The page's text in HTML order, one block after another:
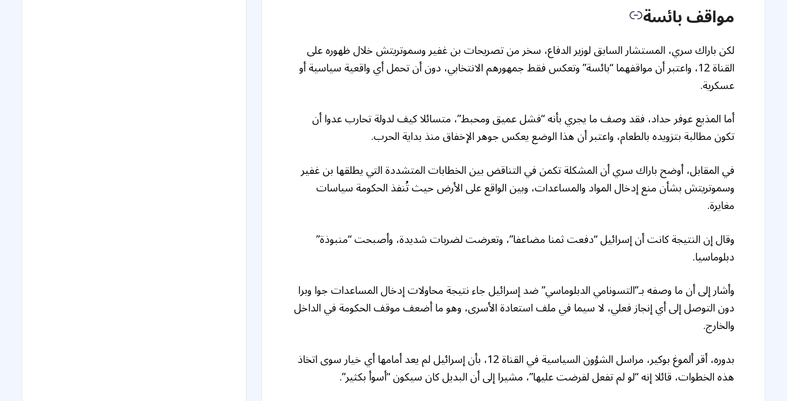
مواقف بائسة
لكن باراك سري، المستشار السابق لوزير الدفاع، سخر من تصريحات بن غفير وسموتريتش خلال ظهوره على
القناة 12، واعتبر أن مواقفهما “بائسة” وتعكس فقط جمهورهم الانتخابي، دون أن تحمل أي واقعية سياسية أو
عسكرية.
أما المذيع عوفر حداد، فقد وصف ما يجري بأنه “فشل عميق ومحبط”، متسائلا كيف لدولة تحارب عدوا أن
تكون مطالبة بتزويده بالطعام، واعتبر أن هذا الوضع يعكس جوهر الإخفاق منذ بداية الحرب.
في المقابل، أوضح باراك سري أن المشكلة تكمن في التناقض بين الخطابات المتشددة التي يطلقها بن غفير
وسموتريتش بشأن منع إدخال المواد والمساعدات، وبين الواقع على الأرض حيث تُنفذ الحكومة سياسات
مغايرة.
وقال إن النتيجة كانت أن إسرائيل “دفعت ثمنا مضاعفا”، وتعرضت لضربات شديدة، وأصبحت “منبوذة”
دبلوماسيا.
وأشار إلى أن ما وصفه بـ”التسونامي الدبلوماسي” ضد إسرائيل جاء نتيجة محاولات إدخال المساعدات جوا وبرا
دون التوصل إلى أي إنجاز فعلي، لا سيما في ملف استعادة الأسرى، وهو ما أضعف موقف الحكومة في الداخل
والخارج.
بدوره، أقر ألموغ بوكير، مراسل الشؤون السياسية في القناة 12، بأن إسرائيل لم يعد أمامها أي خيار سوى اتخاذ
هذه الخطوات، قائلا إنه “لو لم تفعل لفرضت عليها”، مشيرا إلى أن البديل كان سيكون “أسوأ بكثير”.